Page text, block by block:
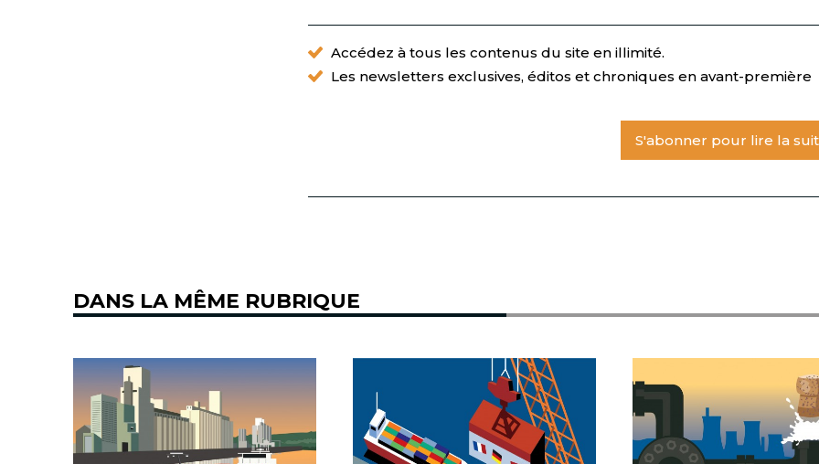
Accédez à tous les contenus du site en illimité.
Les newsletters exclusives, éditos et chroniques en avant-première
S'abonner pour lire la
DANS LA MÊME RUBRIQUE